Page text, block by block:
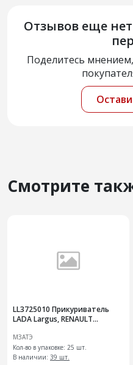
Отзывов еще
Поделитесь
Смотрите
LL3725010 Прикуриватель
LADA Largus, RENAULT
МЗАТЭ
Кол-во в упаковке: 25 шт.
В наличии: 39 шт.